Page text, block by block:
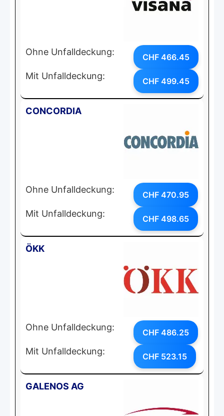
Ohne Unfalldeckung: CHF 466.45
Mit Unfalldeckung: CHF 499.45
CONCORDIA
Ohne Unfalldeckung: CHF 470.95
Mit Unfalldeckung: CHF 498.65
ÖKK
Ohne Unfalldeckung: CHF 486.25
Mit Unfalldeckung: CHF 523.15
GALENOS AG